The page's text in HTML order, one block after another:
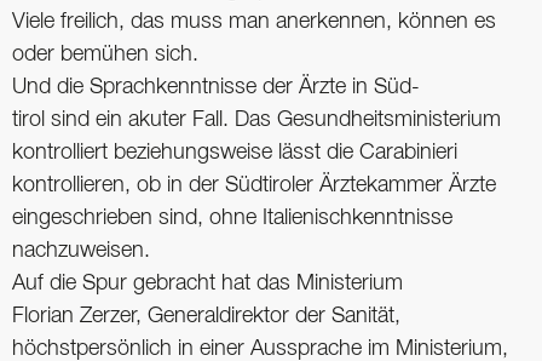
Viele freilich, das muss man anerkennen, können es
oder bemühen sich.
Und die Sprachkenntnisse der Ärzte in Süd-
tirol sind ein akuter Fall. Das Gesundheitsministerium
kontrolliert ­beziehungsweise lässt die Carabinieri
kontrollieren, ob in der Südtiroler Ärztekammer Ärzte
eingeschrieben sind, ohne Italienischkenntnisse
nachzuweisen.
Auf die Spur gebracht hat das Ministerium
Florian Zerzer, Generaldirektor der Sanität,
höchstpersönlich in einer Aussprache im Ministerium,